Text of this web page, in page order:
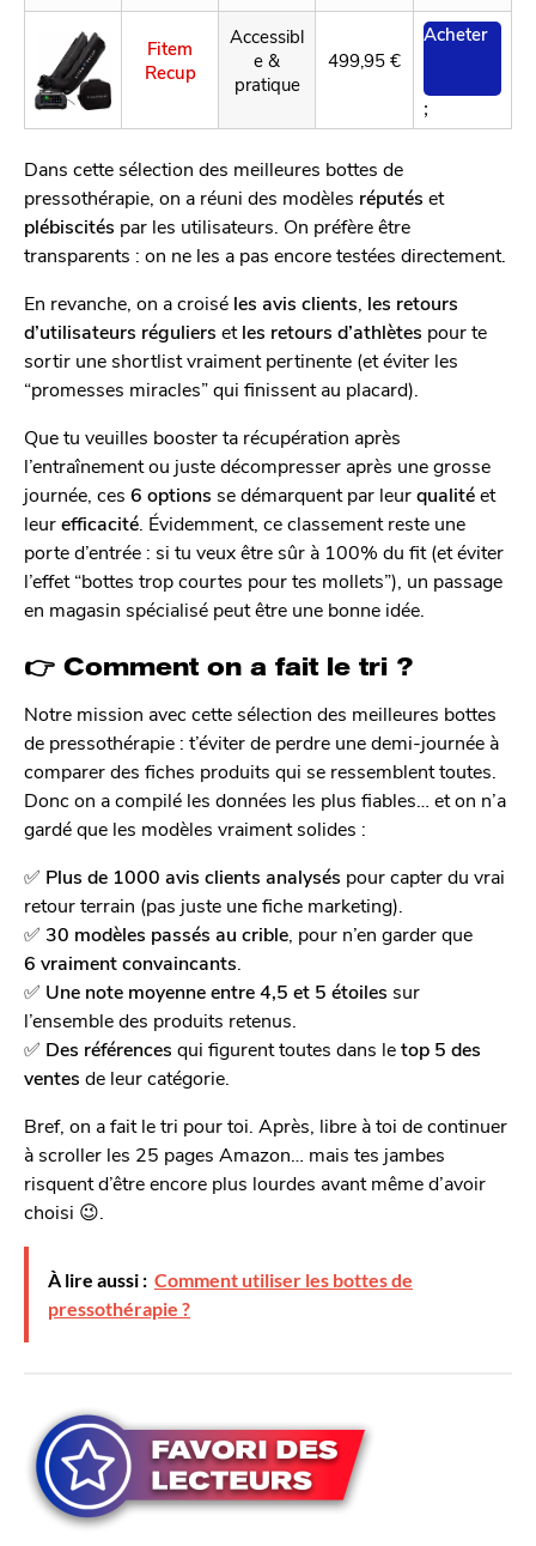
Fitem
Recup
Accessibl
e &
pratique
499,95 €
Acheter
;
Dans cette sélection des meilleures bottes de
pressothérapie, on a réuni des modèles réputés et
plébiscités par les utilisateurs. On préfère être
transparents : on ne les a pas encore testées directement.
En revanche, on a croisé les avis clients les retours
d’utilisateurs réguliers etles retours d’athlètes pour te
sortir une shortlist vraiment pertinente (et éviter les
“promesses miracles” qui finissent au placard).
Que tu veuilles booster ta récupération après
l’entraînement ou juste décompresser après une grosse
journée, ces 6 options se démarquent par leurqualitéet
leurefficacité. Évidemment, ce classement reste une
porte d’entrée : si tu veux être sûr à 100% du fit (et éviter
l’effet “bottes trop courtes pour tes mollets”), un passage
en magasin spécialisé peut être une bonne idée.
👉 Comment on a fait le tri ?
Notre mission avec cette sélection des meilleures bottes
de pressothérapie : t’éviter de perdre une demi-journée à
comparer des fiches produits qui se ressemblent toutes.
Donc on a compilé les données les plus fiables… et on n’a
gardé que les modèles vraiment solides :
✅ Plus de 1000 avis clients analysés pour capter du vrai
retour terrain (pas juste une fiche marketing).
✅ 30 modèles passés au crible , pour n’en garder que
6 vraiment convaincants
✅ Une note moyenne entre 4,5 et 5 étoiles sur
l’ensemble des produits retenus.
✅ Des références qui figurent toutes dans letop 5 des
ventes de leur catégorie.
Bref, on a fait le tri pour toi. Après, libre à toi de continuer
à scroller les 25 pages Amazon… mais tes jambes
risquent d’être encore plus lourdes avant même d’avoir
choisi 😉.
À lire aussi : Comment utiliser les bottes de
pressothérapie ?